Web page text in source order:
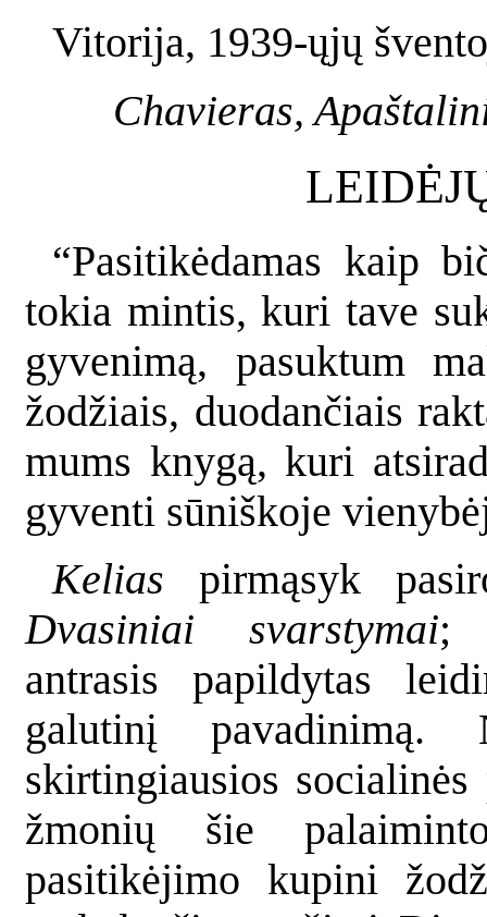
Vitorija, 1939-ųjų
Chavieras,
“Pasitikėdamas kaip
tokia mintis, kuri tave
gyvenimą, pasuktum
žodžiais, duodančiais
mums knygą, kuri
gyventi sūniškoje
Kelias pirmąsyk
Dvasiniai svarstymai;
antrasis papildytas
galutinį
skirtingiausios
žmonių šie
pasitikėjimo kupini